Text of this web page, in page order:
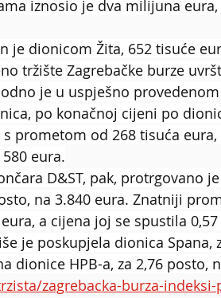
iznosio je dva milijuna
je dionicom Žita, 652 tisuće
tržište Zagrebačke burze
je u uspješno
po konačnoj cijeni po
prometom od 268 tisuća
eura.
D&ST, pak, protrgovano
na 3.840 eura. Znatniji
a cijena joj se spustila
je poskupjela dionica Spana,
dionice HPB-a, za 2,76 posto,
zagrebacka-burza-